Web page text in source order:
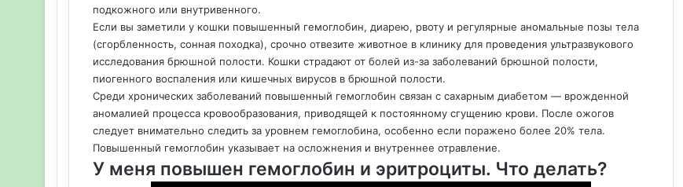
подкожного или внутривенного.
Если вы заметили у кошки повышенный гемоглобин, диарею, рвоту и регулярные аномальные позы тела
(сгорбленность, сонная походка), срочно отвезите животное в клинику для проведения ультразвукового
исследования брюшной полости. Кошки страдают от болей из-за заболеваний брюшной полости,
пиогенного воспаления или кишечных вирусов в брюшной полости.
Среди хронических заболеваний повышенный гемоглобин связан с сахарным диабетом — врожденной
аномалией процесса кровообразования, приводящей к постоянному сгущению крови. После ожогов
следует внимательно следить за уровнем гемоглобина, особенно если поражено более 20% тела.
Повышенный гемоглобин указывает на осложнения и внутреннее отравление.
У меня повышен гемоглобин и эритроциты. Что делать?